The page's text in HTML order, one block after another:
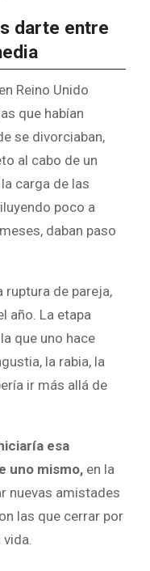
darte entre
Reino Unido
que habían
se divorciaban,
al cabo de un
carga de las
poco a
daban paso
ruptura de pareja,
año. La etapa
que uno hace
la rabia, la
ir más allá de
esa
uno mismo, en la
nuevas amistades
las que cerrar por